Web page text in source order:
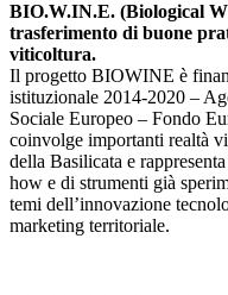
BIO.W.IN.E. (Biological
trasferimento di buone
viticoltura.
Il progetto BIOWINE è
istituzionale 2014-2020 –
Sociale Europeo – Fondo
coinvolge importanti realtà
della Basilicata e
how e di strumenti già
temi dell’innovazione
marketing territoriale.